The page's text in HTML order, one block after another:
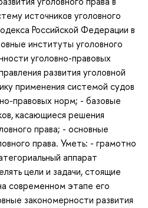
источников уголовного
Российской Федерации в
институты уголовного
уголовно-правовых
развития уголовной
применения системой судов
правовых норм; - базовые
касающиеся решения
права; - основные
права. Уметь: - грамотно
аппарат
цели и задачи, стоящие
современном этапе его
закономерности развития